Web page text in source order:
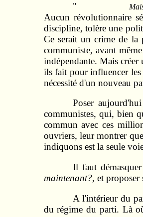
"
Aucun révolutionnaire
discipline, tolère une
Ce serait un crime de la
communiste, avant
indépendante. Mais créer
ils fait pour influencer
nécessité d'un nouveau
Poser
communistes, qui, bien
commun avec ces
ouvriers, leur montrer
indiquons est la seule
Il faut
maintenant?, et proposer
A l'intérieur du
du régime du parti. Là